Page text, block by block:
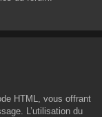
HTML, vous offrant
L’utilisation du